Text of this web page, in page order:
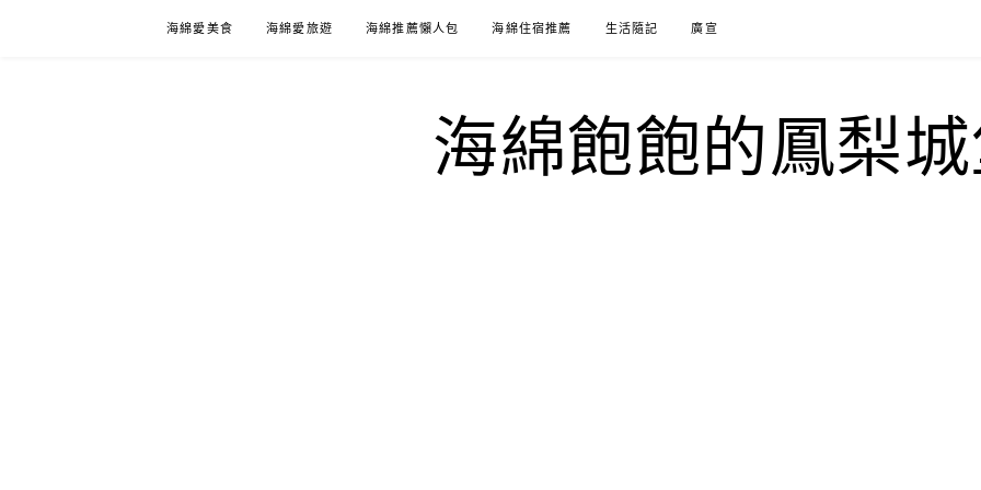
海綿愛美食 海綿愛旅遊 海綿推薦懶人包 海綿住宿推薦 生活隨記 廣宣
海綿飽飽的鳳梨